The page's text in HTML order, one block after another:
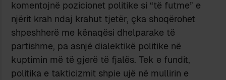
komentojnë pozicionet politike si “të futme” e
njërit krah ndaj krahut tjetër, çka shoqërohet
shpeshherë me kënaqësi dhelparake të
partishme, pa asnjë dialektikë politike në
kuptimin më të gjerë të fjalës. Tek e fundit,
politika e takticizmit shpie ujë në mullirin e